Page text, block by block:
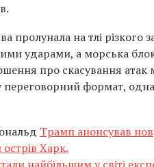
пролунала на тлі
ударами, а морська
про скасування атак
переговорний формат,
Трамп анонсував
Харк.